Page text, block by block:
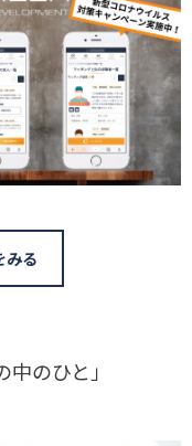
みる
中のひと」